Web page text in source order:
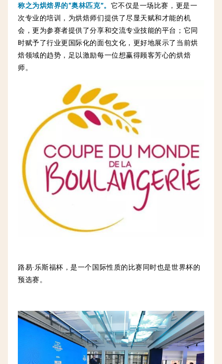
称之为烘焙界的“奥林匹克”。 它不仅是一场比赛，更是一
次专业的培训，为烘焙师们提供了尽显天赋和才能的机
会，更为参赛者提供了分享和交流专业技能的平台；它同
时赋予了行业更国际化的面包文化，更好地展示了当前烘
焙领域的趋势，足以激励每一位想赢得顾客芳心的烘焙
师。
路易·乐斯福杯，是一个国际性质的比赛同时也是世界杯的
预选赛。